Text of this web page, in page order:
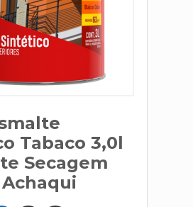
Tabaco 3,0l
Secagem